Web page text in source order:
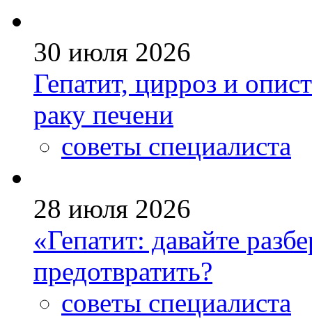
30 июля 2026
Гепатит, цирроз и
раку печени
советы специалиста
28 июля 2026
«Гепатит: давайте
предотвратить?
советы специалиста